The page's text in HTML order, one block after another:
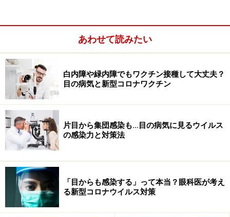
「それはもっと嫌です……。では、レーザーでお願いした
いのですが、でも先生、レーザーを打ったら絶対にそれ
以上網膜剥離が拡がらないのですか？」
「これぐらいの範囲なら経験的には大丈夫と思います
あわせて読みたい
白内障や緑内障でもワクチン接種して大丈夫？
目の病気と新型コロナワクチン
片目から集団感染も…目の病気に見るウイルス
の感染力と対策法
「目からも感染する」って本当？眼科医が考え
る新型コロナウイルス対策